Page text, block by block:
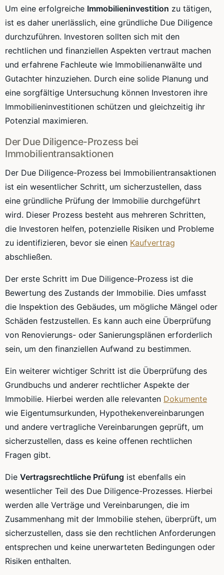
Um eine erfolgreiche Immobilieninvestition zu tätigen,
ist es daher unerlässlich, eine gründliche Due Diligence
durchzuführen. Investoren sollten sich mit den
rechtlichen und finanziellen Aspekten vertraut machen
und erfahrene Fachleute wie Immobilienanwälte und
Gutachter hinzuziehen. Durch eine solide Planung und
eine sorgfältige Untersuchung können Investoren ihre
Immobilieninvestitionen schützen und gleichzeitig ihr
Potenzial maximieren.
Der Due Diligence-Prozess bei
Immobilientransaktionen
Der Due Diligence-Prozess bei Immobilientransaktionen
ist ein wesentlicher Schritt, um sicherzustellen, dass
eine gründliche Prüfung der Immobilie durchgeführt
wird. Dieser Prozess besteht aus mehreren Schritten,
die Investoren helfen, potenzielle Risiken und Probleme
zu identifizieren, bevor sie einen Kaufvertrag
abschließen.
Der erste Schritt im Due Diligence-Prozess ist die
Bewertung des Zustands der Immobilie. Dies umfasst
die Inspektion des Gebäudes, um mögliche Mängel oder
Schäden festzustellen. Es kann auch eine Überprüfung
von Renovierungs- oder Sanierungsplänen erforderlich
sein, um den finanziellen Aufwand zu bestimmen.
Ein weiterer wichtiger Schritt ist die Überprüfung des
Grundbuchs und anderer rechtlicher Aspekte der
Immobilie. Hierbei werden alle relevanten Dokumente
wie Eigentumsurkunden, Hypothekenvereinbarungen
und andere vertragliche Vereinbarungen geprüft, um
sicherzustellen, dass es keine offenen rechtlichen
Fragen gibt.
Die Vertragsrechtliche Prüfung ist ebenfalls ein
wesentlicher Teil des Due Diligence-Prozesses. Hierbei
werden alle Verträge und Vereinbarungen, die im
Zusammenhang mit der Immobilie stehen, überprüft, um
sicherzustellen, dass sie den rechtlichen Anforderungen
entsprechen und keine unerwarteten Bedingungen oder
Risiken enthalten.